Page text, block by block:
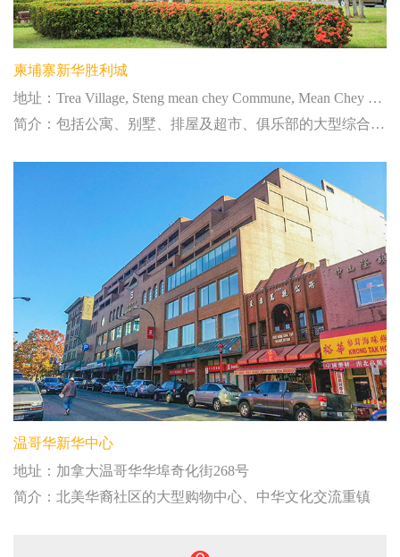
柬埔寨新华胜利城
地址：Trea Village, Steng mean chey Commune, Mean Chey District, Phnom Penh, Cambodia
简介：包括公寓、别墅、排屋及超市、俱乐部的大型综合社区
温哥华新华中心
地址：加拿大温哥华华埠奇化街268号
简介：北美华裔社区的大型购物中心、中华文化交流重镇